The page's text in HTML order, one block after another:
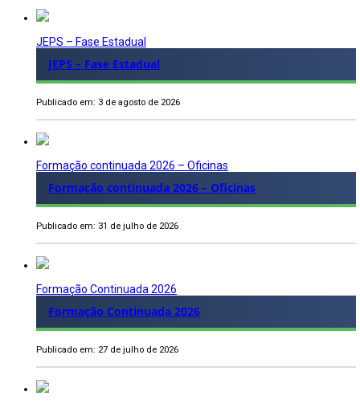
JEPS – Fase Estadual
JEPS – Fase Estadual
Publicado em: 3 de agosto de 2026
Formação continuada 2026 – Oficinas
Formação continuada 2026 – Oficinas
Publicado em: 31 de julho de 2026
Formação Continuada 2026
Formação Continuada 2026
Publicado em: 27 de julho de 2026